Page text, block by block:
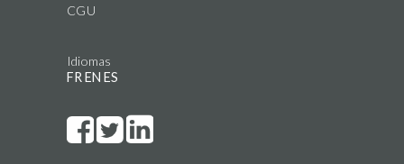
CGU
Idiomas
FR EN ES